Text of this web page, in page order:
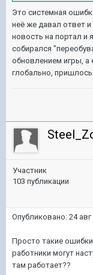
Это системная
неё же давал ответ
новость на портал и
собирался
обновлением игры, а
глобально,
Участник
103 публикации
Опубликовано: 24
Просто такие
работники могут
там работает??